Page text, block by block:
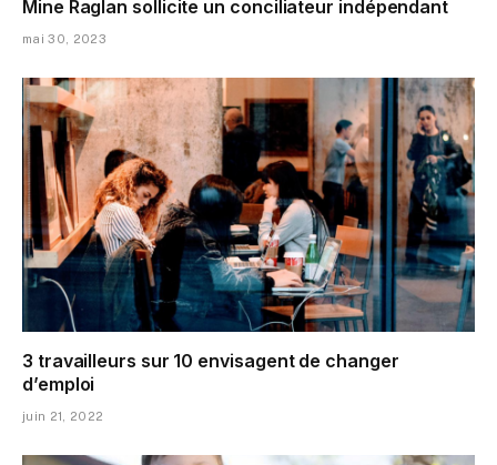
Mine Raglan sollicite un conciliateur indépendant
mai 30, 2023
3 travailleurs sur 10 envisagent de changer
d’emploi
juin 21, 2022